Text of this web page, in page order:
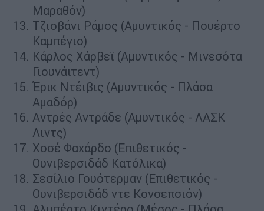
Μαραθόν)
Τζιοβάνι Ράμος (Αμυντικός - Πουέρτο
Καμπέγιο)
Κάρλος Χάρβεϊ (Αμυντικός - Μινεσότα
Γιουνάιτεντ)
Έρικ Ντέιβις (Αμυντικός - Πλάσα
Αμαδόρ)
Αντρές Αντράδε (Αμυντικός - ΛΑΣΚ
Λιντς)
Χοσέ Φαχάρδο (Επιθετικός -
Ουνιβερσιδάδ Κατόλικα)
Σεσίλιο Γουότερμαν (Επιθετικός -
Ουνιβερσιδάδ ντε Κονσεπσιόν)